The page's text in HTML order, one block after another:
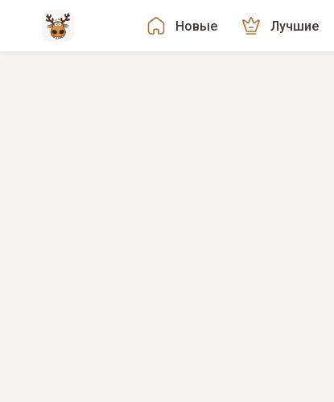
Новые Лучшие